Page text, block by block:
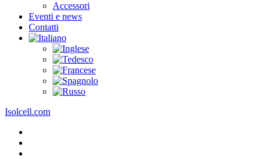
Accessori
Eventi e news
Contatti
Isolcell.com